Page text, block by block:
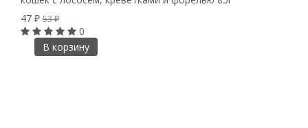
47 ₽ 53₽
0
В корзину